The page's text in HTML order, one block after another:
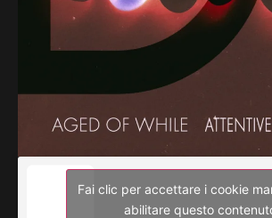
Fai clic per accettare i cookie
abilitare questo